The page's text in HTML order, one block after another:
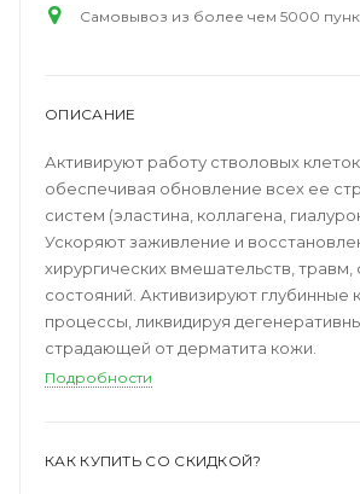
Самовывоз из более чем 5000
ОПИСАНИЕ
Активируют работу стволовых
обеспечивая обновление всех ее
систем (эластина, коллагена,
Ускоряют заживление и
хирургических вмешательств,
состояний. Активизируют глубинные
процессы, ликвидируя
страдающей от дерматита кожи.
Подробности
КАК КУПИТЬ СО СКИДКОЙ?